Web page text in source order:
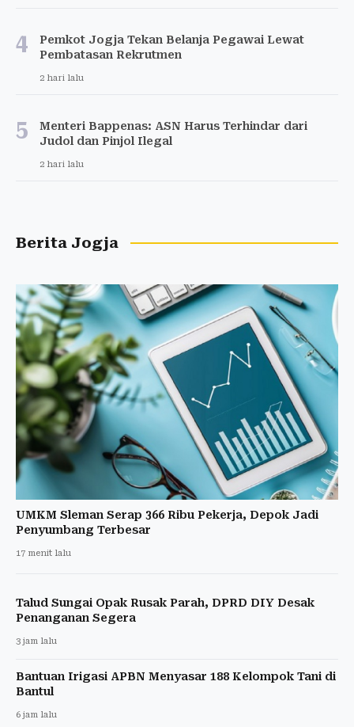
4
Pemkot Jogja Tekan Belanja Pegawai Lewat
Pembatasan Rekrutmen
2 hari lalu
5
Menteri Bappenas: ASN Harus Terhindar dari
Judol dan Pinjol Ilegal
2 hari lalu
Berita Jogja
UMKM Sleman Serap 366 Ribu Pekerja, Depok Jadi
Penyumbang Terbesar
17 menit lalu
Talud Sungai Opak Rusak Parah, DPRD DIY Desak
Penanganan Segera
3 jam lalu
Bantuan Irigasi APBN Menyasar 188 Kelompok Tani di
Bantul
6 jam lalu